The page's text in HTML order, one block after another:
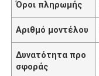
Όροι πληρωμής
Αριθμό μοντέλου
Δυνατότητα προ
σφοράς